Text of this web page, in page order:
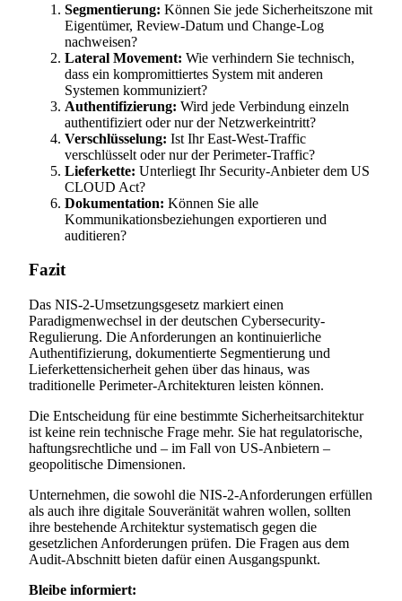
Segmentierung: Können Sie jede Sicherheitszone mit
Eigentümer, Review-Datum und Change-Log
nachweisen?
Lateral Movement: Wie verhindern Sie technisch,
dass ein kompromittiertes System mit anderen
Systemen kommuniziert?
Authentifizierung: Wird jede Verbindung einzeln
authentifiziert oder nur der Netzwerkeintritt?
Verschlüsselung: Ist Ihr East-West-Traffic
verschlüsselt oder nur der Perimeter-Traffic?
Lieferkette: Unterliegt Ihr Security-Anbieter dem US
CLOUD Act?
Dokumentation: Können Sie alle
Kommunikationsbeziehungen exportieren und
auditieren?
Fazit
Das NIS-2-Umsetzungsgesetz markiert einen
Paradigmenwechsel in der deutschen Cybersecurity-
Regulierung. Die Anforderungen an kontinuierliche
Authentifizierung, dokumentierte Segmentierung und
Lieferkettensicherheit gehen über das hinaus, was
traditionelle Perimeter-Architekturen leisten können.
Die Entscheidung für eine bestimmte Sicherheitsarchitektur
ist keine rein technische Frage mehr. Sie hat regulatorische,
haftungsrechtliche und – im Fall von US-Anbietern –
geopolitische Dimensionen.
Unternehmen, die sowohl die NIS-2-Anforderungen erfüllen
als auch ihre digitale Souveränität wahren wollen, sollten
ihre bestehende Architektur systematisch gegen die
gesetzlichen Anforderungen prüfen. Die Fragen aus dem
Audit-Abschnitt bieten dafür einen Ausgangspunkt.
Bleibe informiert: